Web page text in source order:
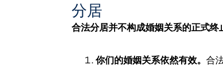
分居
合法分居并不构成婚姻关系的正式终
你们的婚姻关系依然有效。合